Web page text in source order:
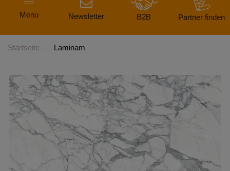
Navigation
ein-
ausblenden
Menu Newsletter B2B Partner finden
Startseite Laminam